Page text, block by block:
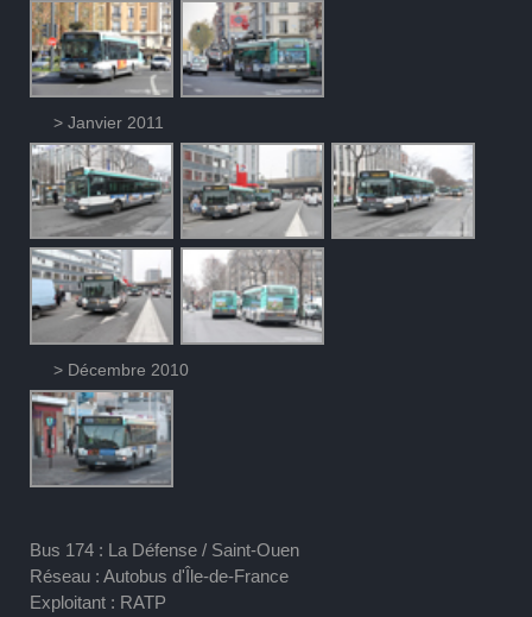
> Janvier 2011
> Décembre 2010
Bus 174 : La Défense / Saint-Ouen
Réseau : Autobus d'Île-de-France
Exploitant : RATP